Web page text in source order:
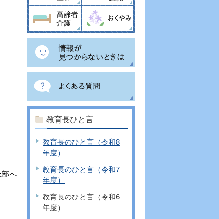
部へ
教育長ひと言
教育長のひと言（令和8
年度）
教育長のひと言（令和7
年度）
教育長のひと言（令和6
年度）